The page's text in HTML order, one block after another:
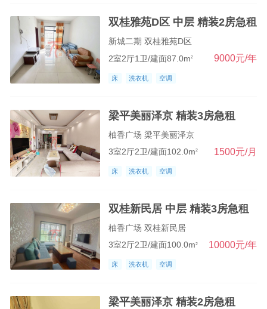
双桂雅苑D区 中层 精装2房急租
新城二期 双桂雅苑D区
2室2厅1卫/建面87.0m2 9000元/年
床 洗衣机 空调
梁平美丽泽京 精装3房急租
柚香广场 梁平美丽泽京
3室2厅2卫/建面102.0m2 1500元/月
床 洗衣机 空调
双桂新民居 中层 精装3房急租
柚香广场 双桂新民居
3室2厅2卫/建面100.0m2 10000元/年
床 洗衣机 空调
梁平美丽泽京 精装2房急租